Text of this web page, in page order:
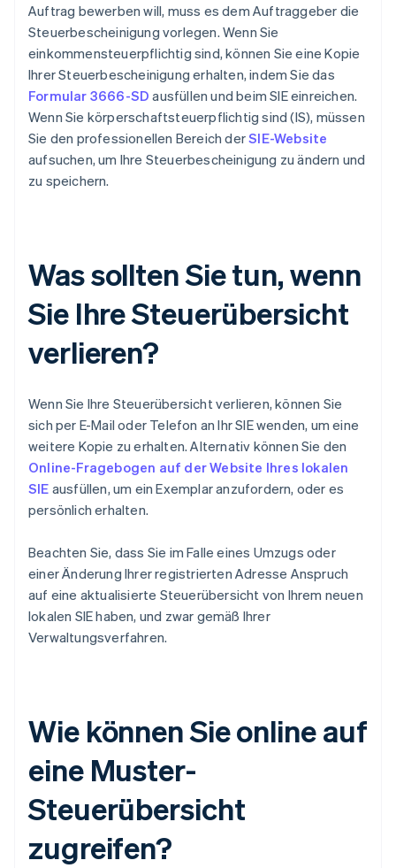
Auftrag bewerben will, muss es dem Auftraggeber die
Steuerbescheinigung vorlegen. Wenn Sie
einkommensteuerpflichtig sind, können Sie eine Kopie
Ihrer Steuerbescheinigung erhalten, indem Sie das
Formular 3666-SD ausfüllen und beim SIE einreichen.
Wenn Sie körperschaftsteuerpflichtig sind (IS), müssen
Sie den professionellen Bereich derSIE-Website
aufsuchen, um Ihre Steuerbescheinigung zu ändern und
zu speichern.
Was sollten Sie tun, wenn
Sie Ihre Steuerübersicht
verlieren?
Wenn Sie Ihre Steuerübersicht verlieren, können Sie
sich per E-Mail oder Telefon an Ihr SIE wenden, um eine
weitere Kopie zu erhalten. Alternativ können Sie den
Online-Fragebogen auf der Website Ihres lokalen
SIE ausfüllen, um ein Exemplar anzufordern, oder es
persönlich erhalten.
Beachten Sie, dass Sie im Falle eines Umzugs oder
einer Änderung Ihrer registrierten Adresse Anspruch
auf eine aktualisierte Steuerübersicht von Ihrem neuen
lokalen SIE haben, und zwar gemäß Ihrer
Verwaltungsverfahren.
Wie können Sie online auf
eine Muster-
Steuerübersicht
zugreifen?